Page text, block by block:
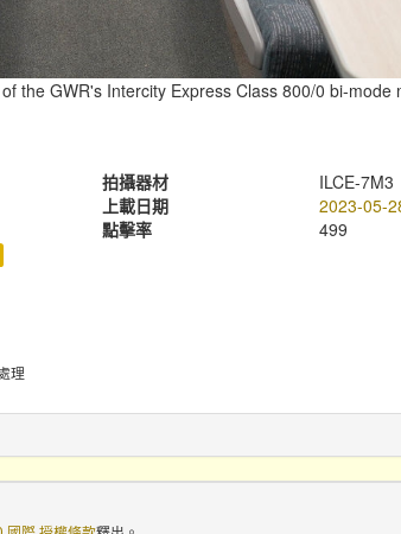
the GWR's Intercity Express Class 800/0 bi-mode
拍攝器材
ILCE-7M3
上載日期
2023-05-
點擊率
499
理